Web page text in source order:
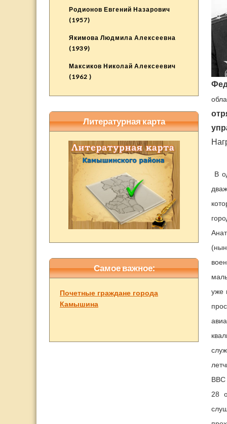
В
уже
ВВС
28
Родионов Евгений Назарович
(1957)
Якимова Людмила Алексеевна
(1939)
Максиков Николай Алексеевич
(1962 )
Литературная карта
Самое важное:
Почетные граждане города
Камышина